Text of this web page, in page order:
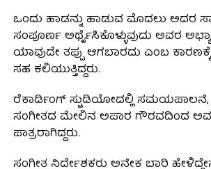
ಒಂದು ಹಾಡನ್ನು ಹಾಡುವ ಮೊದಲು ಅದರ
ಸಂಪೂರ್ಣ ಅರ್ಥೈಸಿಕೊಳ್ಳುವುದು ಅವರ
ಯಾವುದೇ ತಪ್ಪು ಆಗಬಾರದು ಎಂಬ
ಸಹ ಕಲಿಯುತ್ತಿದ್ದರು.
ರೆಕಾರ್ಡಿಂಗ್ ಸ್ಟುಡಿಯೋದಲ್ಲಿ ಸಮಯಪಾಲನೆ,
ಸಂಗೀತದ ಮೇಲಿನ ಅಪಾರ ಗೌರವದಿಂದ
ಪಾತ್ರರಾಗಿದ್ದರು.
ಸಂಗೀತ ನಿರ್ದೇಶಕರು ಅನೇಕ ಬಾರಿ